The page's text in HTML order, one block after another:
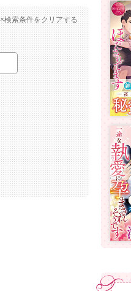
×検索条件をクリアする